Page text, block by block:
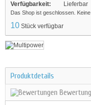
Verfügbarkeit: Lieferbar
Das Shop ist geschlossen.
10 Stück verfügbar
Produktdetails